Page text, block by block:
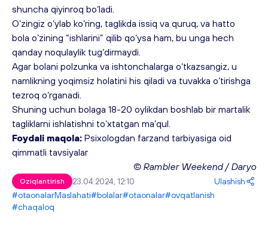
shuncha qiyinroq bo‘ladi.
O‘zingiz o‘ylab ko‘ring, taglikda issiq va quruq, va hatto
bola o‘zining “ishlarini” qilib qo‘ysa ham, bu unga hech
qanday noqulaylik tug‘dirmaydi.
Agar bolani polzunka va ishtonchalarga o‘tkazsangiz, u
namlikning yoqimsiz holatini his qiladi va tuvakka o‘tirishga
tezroq o‘rganadi.
Shuning uchun bolaga 18-20 oylikdan boshlab bir martalik
tagliklarni ishlatishni to‘xtatgan ma’qul.
Foydali maqola: Psixologdan farzand tarbiyasiga oid
qimmatli tavsiyalar
© Rambler Weekend / Daryo
Oziqlantirish 23.04.2024, 12:10
Ulashish
#otaonalarMaslahati#bolalar#otaonalar#ovqatlanish
#chaqaloq